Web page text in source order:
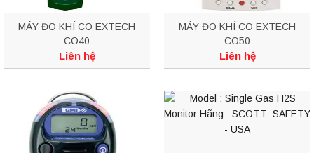
MÁY ĐO KHÍ CO EXTECH
CO40
Liên hệ
MÁY ĐO KHÍ CO EXTECH
CO50
Liên hệ